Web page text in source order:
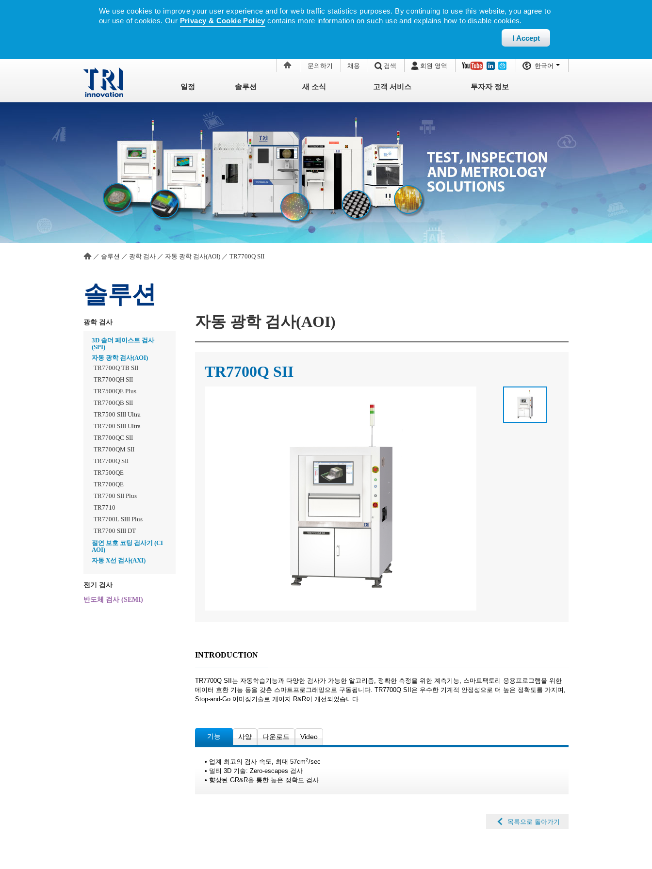
We use cookies to improve your user experience and for web traffic statistics purposes. By continuing to use this website, you agree to
our use of cookies. Our Privacy & Cookie Policy contains more information on such use and explains how to disable cookies.
I Accept
문의하기 채용 검색 회원 영역 한국어
일정 솔루션 새 소식 고객 서비스 투자자 정보
／ 솔루션 ／ 광학 검사 ／ 자동 광학 검사(AOI) ／ TR7700Q SII
솔루션
광학 검사
3D 솔더 페이스트 검사
(SPI)
자동 광학 검사(AOI)
TR7700Q TB SII
TR7700QH SII
TR7500QE Plus
TR7700QB SII
TR7500 SIII Ultra
TR7700 SIII Ultra
TR7700QC SII
TR7700QM SII
TR7700Q SII
TR7500QE
TR7700QE
TR7700 SII Plus
TR7710
TR7700L SIII Plus
TR7700 SIII DT
절연 보호 코팅 검사기 (CI
AOI)
자동 X선 검사(AXI)
전기 검사
반도체 검사 (SEMI)
자동 광학 검사(AOI)
TR7700Q SII
INTRODUCTION
TR7700Q SII는 자동학습기능과 다양한 검사가 가능한 알고리즘, 정확한 측정을 위한 계측기능, 스마트팩토리 응용프로그램을 위한
데이터 호환 기능 등을 갖춘 스마트프로그래밍으로 구동됩니다. TR7700Q SII은 우수한 기계적 안정성으로 더 높은 정확도를 가지며,
Stop-and-Go 이미징기술로 게이지 R&R이 개선되었습니다.
기능 사양 다운로드 Video
• 업계 최고의 검사 속도, 최대 57cm2/sec
• 멀티 3D 기술: Zero-escapes 검사
• 향상된 GR&R을 통한 높은 정확도 검사
목록으로 돌아가기